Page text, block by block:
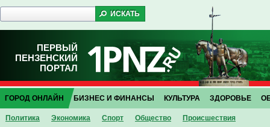
ПЕРВЫЙ
ПЕНЗЕНСКИЙ
ПОРТАЛ
ГОРОД ОНЛАЙН
Политика Экономика Спорт Общество Проиcшествия
БИЗНЕС И ФИНАНСЫ КУЛЬТУРА ЗДОРОВЬЕ